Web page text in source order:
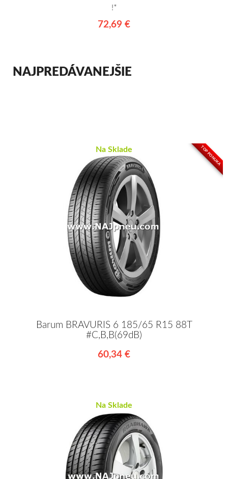
!*
72,69 €
NAJPREDÁVANEJŠIE
TOP PONUKA
Na Sklade
Barum BRAVURIS 6 185/65 R15 88T
#C,B,B(69dB)
60,34 €
Na Sklade